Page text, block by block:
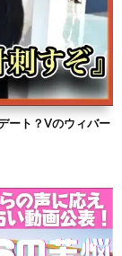
ート？Vのウィバー